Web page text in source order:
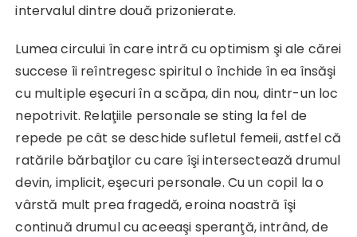
intervalul dintre două prizonierate.
Lumea circului în care intră cu optimism şi ale cărei
succese îi reîntregesc spiritul o închide în ea însăşi
cu multiple eşecuri în a scăpa, din nou, dintr-un loc
nepotrivit. Relaţiile personale se sting la fel de
repede pe cât se deschide sufletul femeii, astfel că
ratările bărbaţilor cu care îşi intersectează drumul
devin, implicit, eşecuri personale. Cu un copil la o
vârstă mult prea fragedă, eroina noastră îşi
continuă drumul cu aceeaşi speranţă, intrând, de